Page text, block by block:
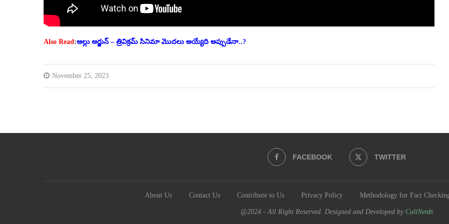
Also Read:అల్లు అర్జున్ – త్రివిక్రమ్ సినిమా మొదలు అయ్యేది అప్పుడేనా..?
November 25, 2023
FACEBOOK TWITTER
About Us Contact Us Contribute to Us Privacy Policy Methodology for Fact
@2024 - All Right Reserved. Designed and Developed by CultNerds